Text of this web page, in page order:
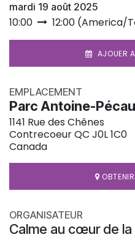
mardi 19 août 2025
10:00 12:00 (America/
AJOUER
EMPLACEMENT
Parc Antoine-
1141 Rue des Chênes
Contrecoeur QC J0L 1C0
Canada
ORGANISATEUR
Calme au cœur de